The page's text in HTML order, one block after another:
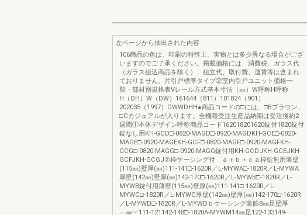
左ページから抽出された内容
106商品の色は、印刷の特性上、実物とは多少異なる場合がござ
いますのでご了承ください。掲載価格には、消費税、ガラス代
（ガラス組込商品を除く）、組立代、取付費、運賃等は含まれ
ておりません。片引戸標準タイプ②室内引戸ユニット価格一
覧・部材別規格表Vレール方式基本寸法（㎜）W呼称H呼称
H（DH）W（DW）161644（811）181824（901）
202035（1997）DWWDHH●商品コードの□には、□Bブラウン、
□Cカジュアルが入ります。全機種受注生産品納期は受注後約2
週間①本体デザイン呼称商品コード162018201620錠付1820錠付
錠なし用KH-GCD□-0820-MAGD□-0920-MAGDKH-GCE□-0820-
MAGE□-0920-MAGEKH-GCF□-0820-MAGF□-0920-MAGFKH-
GCG□-0820-MAGG□-0920-MAGG錠付用KH-GCDJKH-GCEJKH-
GCFJKH-GCGJ②枠ケーシング付 ａ＋ｂ＋ｃａ枠錠無用薄壁
(115㎜)壁厚(㎜)111-141□-1620R／L-MYWA□-1820R／L-MYWA
厚壁(142㎜)壁厚(㎜)142-170□-1620R／L-MYWB□-1820R／L-
MYWB錠付用薄壁(115㎜)壁厚(㎜)111-141□-1620R／L-
MYWC□-1820R／L-MYWC厚壁(142㎜)壁厚(㎜)142-170□-1620R
／L-MYWD□-1820R／L-MYWDｂケーシング装飾8㎜足壁厚
︵㎜︶111-121142-148□-1820A-MYWM14㎜足122-133149-